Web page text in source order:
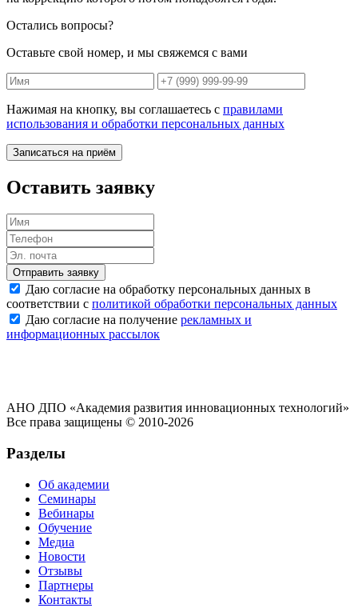
Остались вопросы?
Оставьте свой номер, и мы свяжемся с вами
Нажимая на кнопку, вы соглашаетесь с правилами
использования и обработки персональных данных
Записаться на приём
Оставить заявку
Отправить заявку
Даю согласие на обработку персональных данных в
соответствии с политикой обработки персональных данных
Даю согласие на получение рекламных и
информационных рассылок
АНО ДПО «Академия развития инновационных технологий»
Все права защищены © 2010-2026
Разделы
Об академии
Семинары
Вебинары
Обучение
Медиа
Новости
Отзывы
Партнеры
Контакты